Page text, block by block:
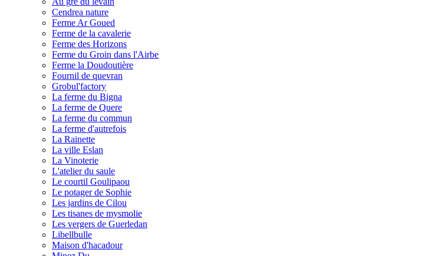
Cendrea nature
Ferme Ar Goued
Ferme de la cavalerie
Ferme des Horizons
Ferme du Groin dans l'Airbe
Ferme la Doudoutière
Fournil de quevran
Grobul'factory
La ferme du Bigna
La ferme de Quere
La ferme du commun
La ferme d'autrefois
La Rainette
La ville Eslan
La Vinoterie
L'atelier du saule
Le courtil Goulipaou
Le potager de Sophie
Les jardins de Cilou
Les tisanes de mysmolie
Les vergers de Guerledan
Libellbulle
Maison d'hacadour